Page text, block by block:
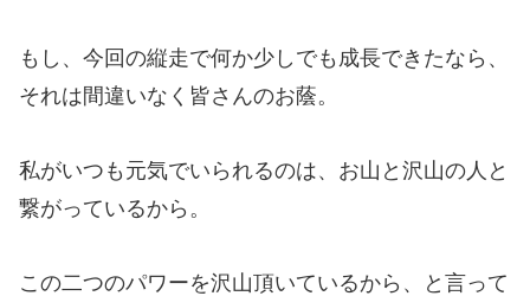
もし、今回の縦走で何か少しでも成長できたなら、
それは間違いなく皆さんのお蔭。
私がいつも元気でいられるのは、お山と沢山の人と
繋がっているから。
この二つのパワーを沢山頂いているから、と言って